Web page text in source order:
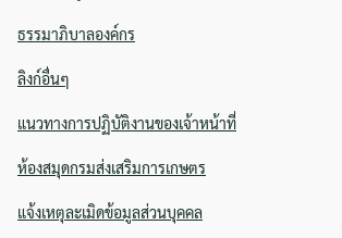
ธรรมาภิบาลองค์กร
ลิงก์อื่นๆ
แนวทางการปฏิบัติงานของเจ้าหน้าที่
ห้องสมุดกรมส่งเสริมการเกษตร
แจ้งเหตุละเมิดข้อมูลส่วนบุคคล